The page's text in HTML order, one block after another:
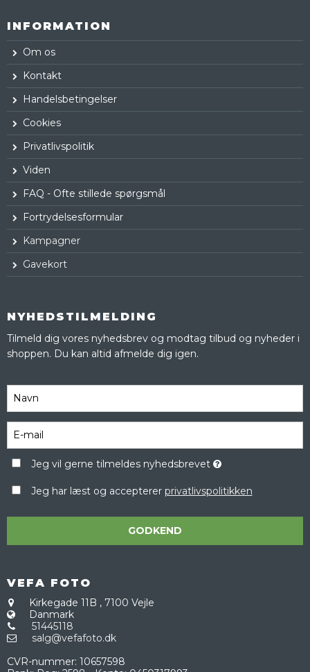
INFORMATION
Om os
Kontakt
Handelsbetingelser
Cookies
Privatlivspolitik
Viden
FAQ - Ofte stillede spørgsmål
Fortrydelsesformular
Kampagner
Gavekort
NYHEDSTILMELDING
Tilmeld dig vores nyhedsbrev og modtag tilbud og nyheder i
shoppen. Du kan altid afmelde dig igen.
Jeg vil gerne tilmeldes nyhedsbrevet
Jeg har læst og accepterer privatlivspolitikken
GODKEND
VEFA FOTO
Kirkegade 11B , 7100 Vejle
Danmark
51445118
salg@vefafoto.dk
CVR-nummer: 10657598